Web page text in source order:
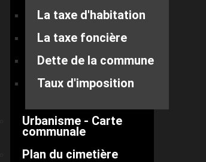
La taxe d'habitation
La taxe foncière
Dette de la commune
Taux d'imposition
Urbanisme - Carte
communale
Plan du cimetière